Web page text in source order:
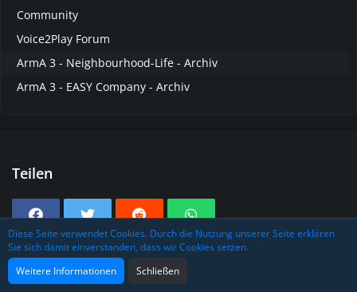
Community
Voice2Play Forum
ArmA 3 - Neighbourhood-Life - Archiv
ArmA 3 - EASY Company - Archiv
Teilen
Tags
Diese Seite verwendet Cookies. Durch die Nutzung unserer Seite erklären
Sie sich damit einverstanden, dass wir Cookies setzen.
Weitere Informationen
Schließen